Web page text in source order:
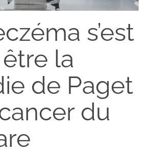
s’est
la
de Paget
du